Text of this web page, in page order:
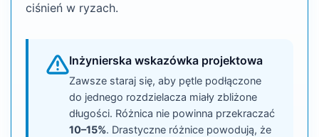
ciśnień w ryzach.
Inżynierska wskazówka projektowa
Zawsze staraj się, aby pętle podłączone
do jednego rozdzielacza miały zbliżone
długości. Różnica nie powinna przekraczać
10–15%. Drastyczne różnice powodują, że